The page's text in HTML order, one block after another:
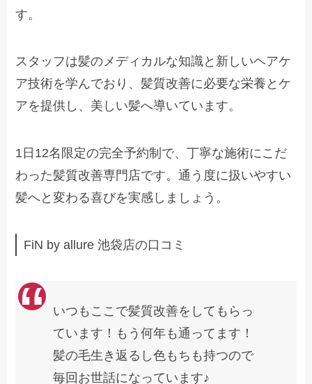
す。
スタッフは髪のメディカルな知識と新しいヘアケ
ア技術を学んでおり、髪質改善に必要な栄養とケ
アを提供し、美しい髪へ導いています。
1日12名限定の完全予約制で、丁寧な施術にこだ
わった髪質改善専門店です。通う度に扱いやすい
髪へと変わる喜びを実感しましょう。
FiN by allure 池袋店の口コミ
いつもここで髪質改善をしてもらっ
ています！もう何年も通ってます！
髪の毛生き返るし色もちも持つので
毎回お世話になっています♪